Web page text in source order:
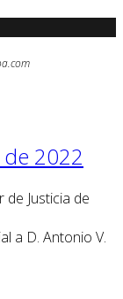
2022
de Justicia de
a D. Antonio V.